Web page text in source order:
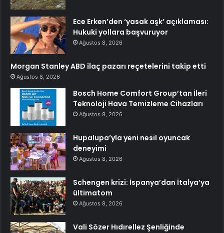
Ece Erken’den ‘yasak aşk’ açıklaması:
Hukuki yollara başvuruyor
Ağustos 8, 2026
Morgan Stanley ABD ilaç pazarı reçetelerini takip etti
Ağustos 8, 2026
Bosch Home Comfort Group’tan İleri
Teknoloji Hava Temizleme Cihazları
Ağustos 8, 2026
Hupalupa’yla yeni nesil oyuncak
deneyimi
Ağustos 8, 2026
Schengen krizi: İspanya’dan İtalya’ya
ültimatom
Ağustos 8, 2026
Vali Sözer Hıdırellez Şenliğinde